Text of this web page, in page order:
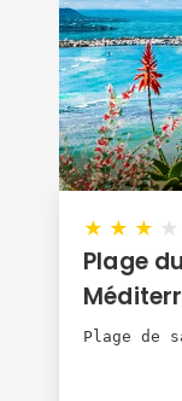
★ ★ ★ ★
Plage
Plage de